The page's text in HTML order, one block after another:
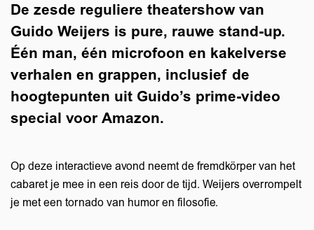
De zesde reguliere theatershow van
Guido Weijers is pure, rauwe stand-up.
Één man, één microfoon en kakelverse
verhalen en grappen, inclusief de
hoogtepunten uit Guido’s prime-video
special voor Amazon.
Op deze interactieve avond neemt de fremdkörper van het
cabaret je mee in een reis door de tijd. Weijers overrompelt
je met een tornado van humor en filosofie.